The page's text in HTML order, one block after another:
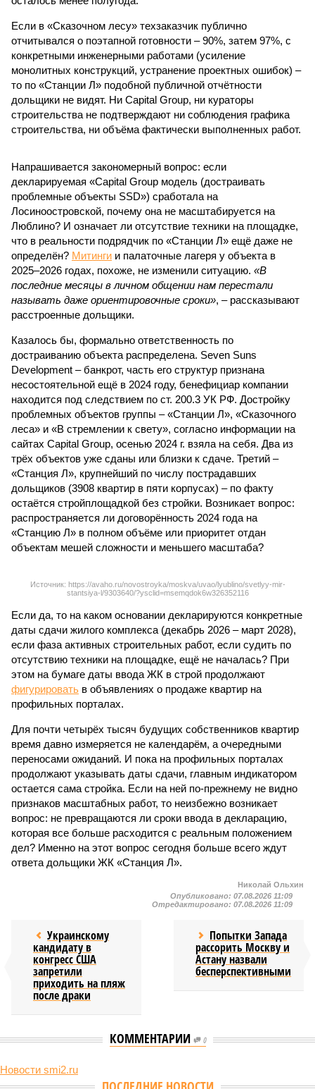
Если в «Сказочном лесу» техзаказчик публично
отчитывался о поэтапной готовности – 90%, затем 97%, с
конкретными инженерными работами (усиление
монолитных конструкций, устранение проектных ошибок) –
то по «Станции Л» подобной публичной отчётности
дольщики не видят. Ни Capital Group, ни кураторы
строительства не подтверждают ни соблюдения графика
строительства, ни объёма фактически выполненных работ.
Напрашивается закономерный вопрос: если
декларируемая «Capital Group модель (достраивать
проблемные объекты SSD») сработала на
Лосиноостровской, почему она не масштабируется на
Люблино? И означает ли отсутствие техники на площадке,
что в реальности подрядчик по «Станции Л» ещё даже не
определён? Митинги и палаточные лагеря у объекта в
2025–2026 годах, похоже, не изменили ситуацию. «В
последние месяцы в личном общении нам перестали
называть даже ориентировочные сроки», – рассказывают
расстроенные дольщики.
Казалось бы, формально ответственность по
достраиванию объекта распределена. Seven Suns
Development – банкрот, часть его структур признана
несостоятельной ещё в 2024 году, бенефициар компании
находится под следствием по ст. 200.3 УК РФ. Достройку
проблемных объектов группы – «Станции Л», «Сказочного
леса» и «В стремлении к свету», согласно информации на
сайтах Capital Group, осенью 2024 г. взяла на себя. Два из
трёх объектов уже сданы или близки к сдаче. Третий –
«Станция Л», крупнейший по числу пострадавших
дольщиков (3908 квартир в пяти корпусах) – по факту
остаётся стройплощадкой без стройки. Возникает вопрос:
распространяется ли договорённость 2024 года на
«Станцию Л» в полном объёме или приоритет отдан
объектам мешей сложности и меньшего масштаба?
Источник: https://avaho.ru/novostroyka/moskva/uvao/lyublino/svetlyy-mir-
stantsiya-l/9303640/?ysclid=msemqdok6w326352116
Если да, то на каком основании декларируются конкретные
даты сдачи жилого комплекса (декабрь 2026 – март 2028),
если фаза активных строительных работ, если судить по
отсутствию техники на площадке, ещё не началась? При
этом на бумаге даты ввода ЖК в строй продолжают
фигурировать в объявлениях о продаже квартир на
профильных порталах.
Для почти четырёх тысяч будущих собственников квартир
время давно измеряется не календарём, а очередными
переносами ожиданий. И пока на профильных порталах
продолжают указывать даты сдачи, главным индикатором
остается сама стройка. Если на ней по-прежнему не видно
признаков масштабных работ, то неизбежно возникает
вопрос: не превращаются ли сроки ввода в декларацию,
которая все больше расходится с реальным положением
дел? Именно на этот вопрос сегодня больше всего ждут
ответа дольщики ЖК «Станция Л».
Николай Ольхин
Опубликовано: 07.08.2026 11:09
Отредактировано: 07.08.2026 11:09
Украинскому
кандидату в
конгресс США
запретили
приходить на пляж
после драки
Попытки Запада
рассорить Москву и
Астану назвали
бесперспективными
КОММЕНТАРИИ 0
Новости smi2.ru
Земля уже не раз показывала человечеству свой